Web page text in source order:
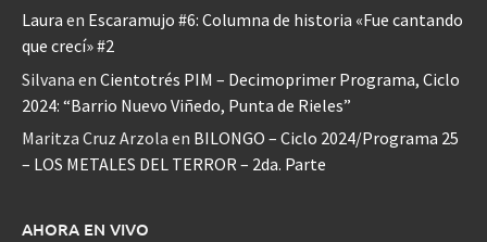
Laura en Escaramujo #6: Columna de historia «Fue cantando
que crecí» #2
Silvana en Cientotrés PIM – Decimoprimer Programa, Ciclo
2024: “Barrio Nuevo Viñedo, Punta de Rieles”
Maritza Cruz Arzola en BILONGO – Ciclo 2024/Programa 25
– LOS METALES DEL TERROR – 2da. Parte
AHORA EN VIVO